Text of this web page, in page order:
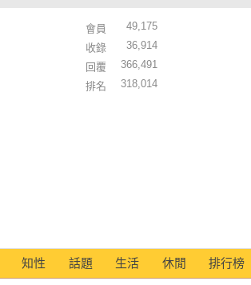
會員
49,175
收錄
36,914
回覆
366,491
排名
318,014
知性 話題 生活 休閒 排行榜